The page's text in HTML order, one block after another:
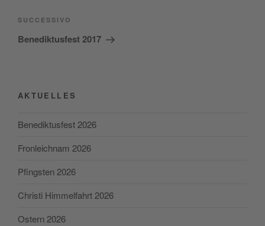
Articolo
successivo
SUCCESSIVO
Benediktusfest 2017
AKTUELLES
Benediktusfest 2026
Fronleichnam 2026
Pfingsten 2026
Christi Himmelfahrt 2026
Ostern 2026